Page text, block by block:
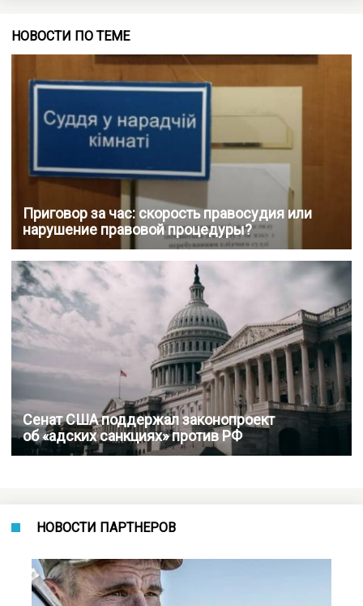
НОВОСТИ ПО ТЕМЕ
Приговор за час: скорость правосудия или
нарушение правовой процедуры?
Сенат США поддержал законопроект
об «адских санкциях» против РФ
НОВОСТИ ПАРТНЕРОВ